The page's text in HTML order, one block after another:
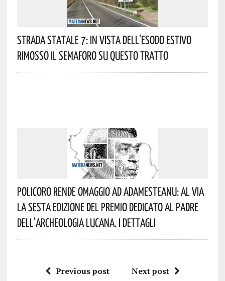
Strada Statale 7: In Vista Dell’esodo Estivo
Rimosso Il Semaforo Su Questo Tratto
Policoro Rende Omaggio Ad Adamesteanu: Al Via
La Sesta Edizione Del Premio Dedicato Al Padre
Dell’archeologia Lucana. I Dettagli
Previous post Next post